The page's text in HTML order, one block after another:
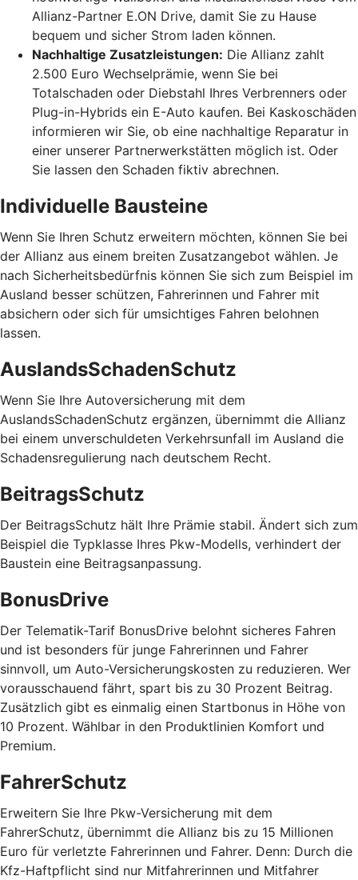
Allianz-Partner E.ON Drive, damit Sie zu Hause
bequem und sicher Strom laden können.
Nachhaltige Zusatzleistungen: Die Allianz zahlt
2.500 Euro Wechselprämie, wenn Sie bei
Totalschaden oder Diebstahl Ihres Verbrenners oder
Plug-in-Hybrids ein E-Auto kaufen. Bei Kaskoschäden
informieren wir Sie, ob eine nachhaltige Reparatur in
einer unserer Partnerwerkstätten möglich ist. Oder
Sie lassen den Schaden fiktiv abrechnen.
Individuelle Bausteine
Wenn Sie Ihren Schutz erweitern möchten, können Sie bei
der Allianz aus einem breiten Zusatzangebot wählen. Je
nach Sicherheitsbedürfnis können Sie sich zum Beispiel im
Ausland besser schützen, Fahrerinnen und Fahrer mit
absichern oder sich für umsichtiges Fahren belohnen
lassen.
AuslandsSchadenSchutz
Wenn Sie Ihre Autoversicherung mit dem
AuslandsSchadenSchutz ergänzen, übernimmt die Allianz
bei einem unverschuldeten Verkehrsunfall im Ausland die
Schadensregulierung nach deutschem Recht.
BeitragsSchutz
Der BeitragsSchutz hält Ihre Prämie stabil. Ändert sich zum
Beispiel die Typklasse Ihres Pkw-Modells, verhindert der
Baustein eine Beitragsanpassung.
BonusDrive
Der Telematik-Tarif BonusDrive belohnt sicheres Fahren
und ist besonders für junge Fahrerinnen und Fahrer
sinnvoll, um Auto-Versicherungskosten zu reduzieren. Wer
vorausschauend fährt, spart bis zu 30 Prozent Beitrag.
Zusätzlich gibt es einmalig einen Startbonus in Höhe von
10 Prozent. Wählbar in den Produktlinien Komfort und
Premium.
FahrerSchutz
Erweitern Sie Ihre Pkw-Versicherung mit dem
FahrerSchutz, übernimmt die Allianz bis zu 15 Millionen
Euro für verletzte Fahrerinnen und Fahrer. Denn: Durch die
Kfz-Haftpflicht sind nur Mitfahrerinnen und Mitfahrer